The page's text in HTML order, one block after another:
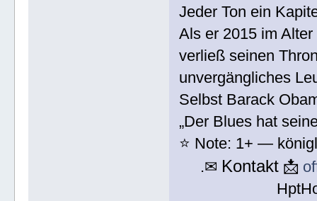
Jeder Ton ein
Als er 2015 im
verließ seinen
unvergängliches
Selbst Barack
„Der Blues hat
⭐ Note: 1+ —
.✉ Kontakt 📩